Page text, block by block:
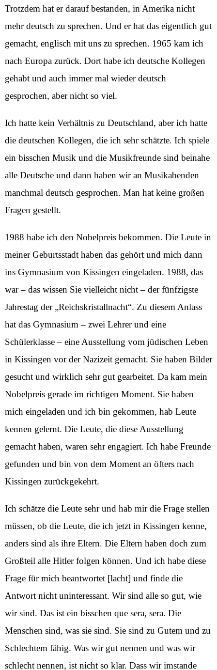
Trotzdem hat er darauf bestanden, in Amerika nicht
mehr deutsch zu sprechen. Und er hat das eigentlich gut
gemacht, englisch mit uns zu sprechen. 1965 kam ich
nach Europa zurück. Dort habe ich deutsche Kollegen
gehabt und auch immer mal wieder deutsch
gesprochen, aber nicht so viel.
Ich hatte kein Verhältnis zu Deutschland, aber ich hatte
die deutschen Kollegen, die ich sehr schätzte. Ich spiele
ein bisschen Musik und die Musikfreunde sind beinahe
alle Deutsche und dann haben wir an Musikabenden
manchmal deutsch gesprochen. Man hat keine großen
Fragen gestellt.
1988 habe ich den Nobelpreis bekommen. Die Leute in
meiner Geburtsstadt haben das gehört und mich dann
ins Gymnasium von Kissingen eingeladen. 1988, das
war – das wissen Sie vielleicht nicht – der fünfzigste
Jahrestag der „Reichskristallnacht“. Zu diesem Anlass
hat das Gymnasium – zwei Lehrer und eine
Schülerklasse – eine Ausstellung vom jüdischen Leben
in Kissingen vor der Nazizeit gemacht. Sie haben Bilder
gesucht und wirklich sehr gut gearbeitet. Da kam mein
Nobelpreis gerade im richtigen Moment. Sie haben
mich eingeladen und ich bin gekommen, hab Leute
kennen gelernt. Die Leute, die diese Ausstellung
gemacht haben, waren sehr engagiert. Ich habe Freunde
gefunden und bin von dem Moment an öfters nach
Kissingen zurückgekehrt.
Ich schätze die Leute sehr und hab mir die Frage stellen
müssen, ob die Leute, die ich jetzt in Kissingen kenne,
anders sind als ihre Eltern. Die Eltern haben doch zum
Großteil alle Hitler folgen können. Und ich habe diese
Frage für mich beantwortet [lacht] und finde die
Antwort nicht uninteressant. Wir sind alle so gut, wie
wir sind. Das ist ein bisschen que sera, sera. Die
Menschen sind, was sie sind. Sie sind zu Gutem und zu
Schlechtem fähig. Was wir gut nennen und was wir
schlecht nennen, ist nicht so klar. Dass wir imstande